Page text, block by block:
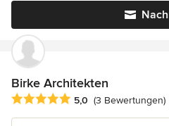
Birke Architekten
Durchschnittliche Bewertung: 5
5,0 (3 Bewertungen)